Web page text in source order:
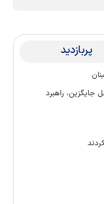
پربازدید
جایگزین، راهبرد